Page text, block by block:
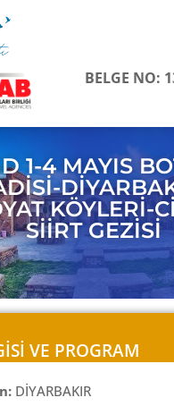
BELGE NO:
1-4 MAYIS
KÖYLERİ-
SİİRT GEZİSİ
VE PROGRAM
DİYARBAKIR